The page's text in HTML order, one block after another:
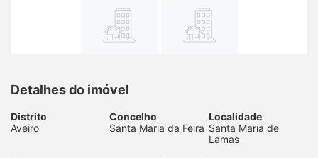
Detalhes do imóvel
Distrito
Aveiro
Concelho
Santa Maria da Feira
Localidade
Santa Maria de
Lamas